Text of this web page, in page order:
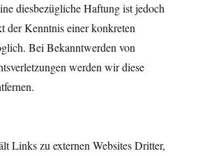
diesbezügliche Haftung ist jedoch
der Kenntnis einer konkreten
Bei Bekanntwerden von
werden wir diese
Links zu externen Websites Dritter,